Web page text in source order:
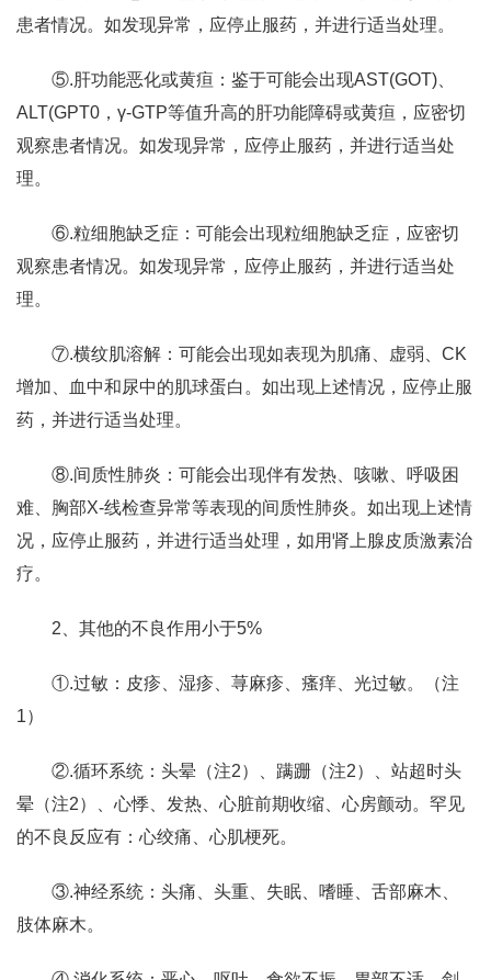
患者情况。如发现异常，应停止服药，并进行适当处理。
⑤.肝功能恶化或黄疸：鉴于可能会出现AST(GOT)、
ALT(GPT0，γ-GTP等值升高的肝功能障碍或黄疸，应密切
观察患者情况。如发现异常，应停止服药，并进行适当处
理。
⑥.粒细胞缺乏症：可能会出现粒细胞缺乏症，应密切
观察患者情况。如发现异常，应停止服药，并进行适当处
理。
⑦.横纹肌溶解：可能会出现如表现为肌痛、虚弱、CK
增加、血中和尿中的肌球蛋白。如出现上述情况，应停止服
药，并进行适当处理。
⑧.间质性肺炎：可能会出现伴有发热、咳嗽、呼吸困
难、胸部X-线检查异常等表现的间质性肺炎。如出现上述情
况，应停止服药，并进行适当处理，如用肾上腺皮质激素治
疗。
2、其他的不良作用小于5%
①.过敏：皮疹、湿疹、荨麻疹、瘙痒、光过敏。（注
1）
②.循环系统：头晕（注2）、蹒跚（注2）、站超时头
晕（注2）、心悸、发热、心脏前期收缩、心房颤动。罕见
的不良反应有：心绞痛、心肌梗死。
③.神经系统：头痛、头重、失眠、嗜睡、舌部麻木、
肢体麻木。